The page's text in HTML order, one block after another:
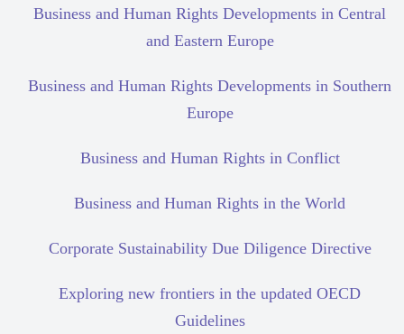
Business and Human Rights Developments in Central
and Eastern Europe
Business and Human Rights Developments in Southern
Europe
Business and Human Rights in Conflict
Business and Human Rights in the World
Corporate Sustainability Due Diligence Directive
Exploring new frontiers in the updated OECD
Guidelines